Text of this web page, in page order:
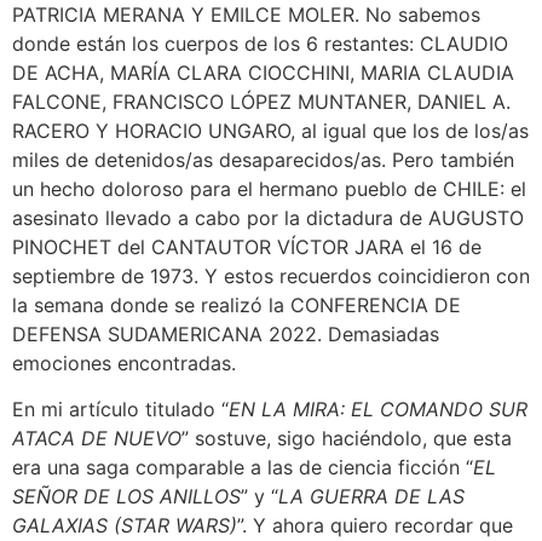
PATRICIA MERANA Y EMILCE MOLER. No sabemos
donde están los cuerpos de los 6 restantes: CLAUDIO
DE ACHA, MARÍA CLARA CIOCCHINI, MARIA CLAUDIA
FALCONE, FRANCISCO LÓPEZ MUNTANER, DANIEL A.
RACERO Y HORACIO UNGARO, al igual que los de los/as
miles de detenidos/as desaparecidos/as. Pero también
un hecho doloroso para el hermano pueblo de CHILE: el
asesinato llevado a cabo por la dictadura de AUGUSTO
PINOCHET del CANTAUTOR VÍCTOR JARA el 16 de
septiembre de 1973. Y estos recuerdos coincidieron con
la semana donde se realizó la CONFERENCIA DE
DEFENSA SUDAMERICANA 2022. Demasiadas
emociones encontradas.
En mi artículo titulado “EN LA MIRA: EL COMANDO SUR
ATACA DE NUEVO” sostuve, sigo haciéndolo, que esta
era una saga comparable a las de ciencia ficción “EL
SEÑOR DE LOS ANILLOS” y “LA GUERRA DE LAS
GALAXIAS (STAR WARS)”. Y ahora quiero recordar que